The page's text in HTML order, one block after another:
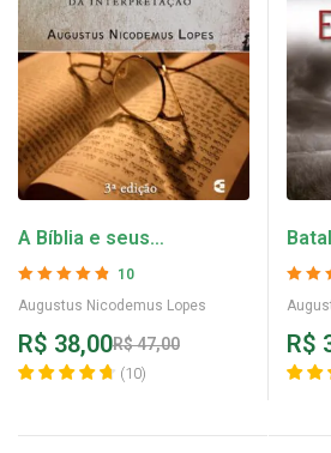
A Bíblia e seus
Intérpretes – Augustus
Nicodemus Lopes
de 5
10
Augustus Nicodemus Lopes
R$47,00
R$ 38,00
(10)
Lopes
de 5
R$